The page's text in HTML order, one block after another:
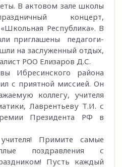
В актовом зале школы
концерт,
Республика». В
приглашены педагоги-
на заслуженный отдых,
РОО Елизаров Д.С.
Ибресинского района
с приятной миссией. Он
коллегу, учителя
Лаврентьеву Т.И. с
Президента РФ в
Примите самые
поздравления с
Пусть каждый